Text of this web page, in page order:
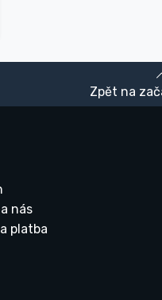
Zpět na
nás
platba